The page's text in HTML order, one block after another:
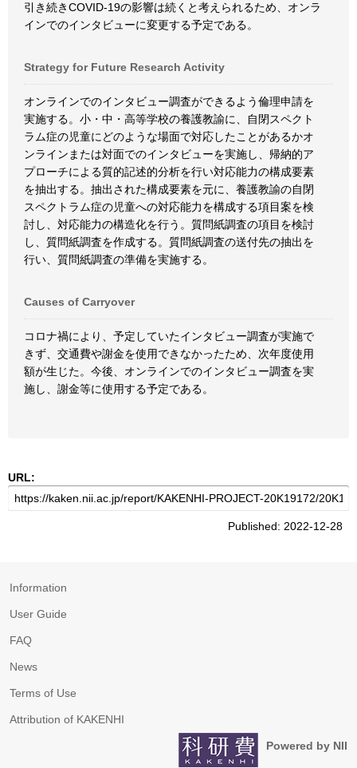
引き続きCOVID-19の影響は続くと考えられるため、オンラ
インでのインタビューに変更する予定である。
Strategy for Future Research Activity
オンラインでのインタビュー調査ができるよう倫理申請を
実施する。小・中・高等学校の養護教諭に、自閉スペクト
ラム症の児童にどのような場面で対応したことがあるかオ
ンラインまたは対面でのインタビューを実施し、帰納的ア
プローチによる質的記述的分析を行い対応能力の構成要素
を抽出する。抽出された構成要素を元に、養護教諭の自閉
スペクトラム症の児童への対応能力を構成する項目案を検
討し、対応能力の構造化を行う。質問紙調査の項目を検討
し、質問紙調査を作成する。質問紙調査の送付先の抽出を
行い、質問紙調査の準備を実施する。
Causes of Carryover
コロナ禍により、予定していたインタビュー調査が実施で
きず、交通費や謝金を使用できなかったため、次年度使用
額が生じた。今後、オンラインでのインタビュー調査を実
施し、謝金等に使用する予定である。
URL:
Published: 2022-12-28
Information
User Guide
FAQ
News
Terms of Use
Attribution of KAKENHI
Powered by NII